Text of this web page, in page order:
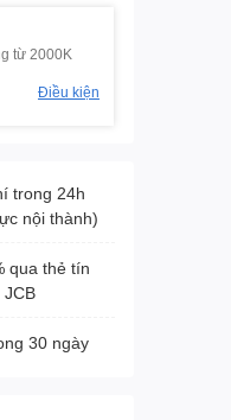
từ 2000K
Điều kiện
trong 24h
nội thành)
qua thẻ tín
JCB
30 ngày